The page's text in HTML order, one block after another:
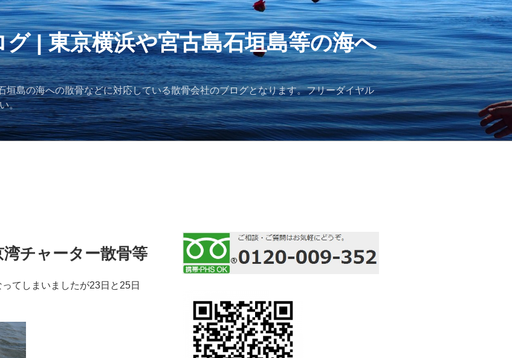
| 東京横浜や宮古島石垣島等の海へ
垣島の海への散骨などに対応している散骨会社のブログとなります。フリーダイヤル
。
湾チャーター散骨等
てしまいましたが23日と25日